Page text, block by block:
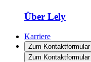
Über Lely
Karriere
Zum Kontaktformular
Zum Kontaktformular